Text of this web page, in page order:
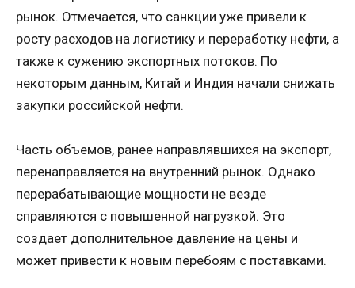
рынок. Отмечается, что санкции уже привели к
росту расходов на логистику и переработку нефти, а
также к сужению экспортных потоков. По
некоторым данным, Китай и Индия начали снижать
закупки российской нефти.
Часть объемов, ранее направлявшихся на экспорт,
перенаправляется на внутренний рынок. Однако
перерабатывающие мощности не везде
справляются с повышенной нагрузкой. Это
создает дополнительное давление на цены и
может привести к новым перебоям с поставками.